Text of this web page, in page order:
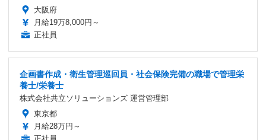
大阪府
月給19万8,000円～
正社員
企画書作成・衛生管理巡回員・社会保険完備の職場で管理栄
養士/栄養士
株式会社共立ソリューションズ 運営管理部
東京都
月給28万円～